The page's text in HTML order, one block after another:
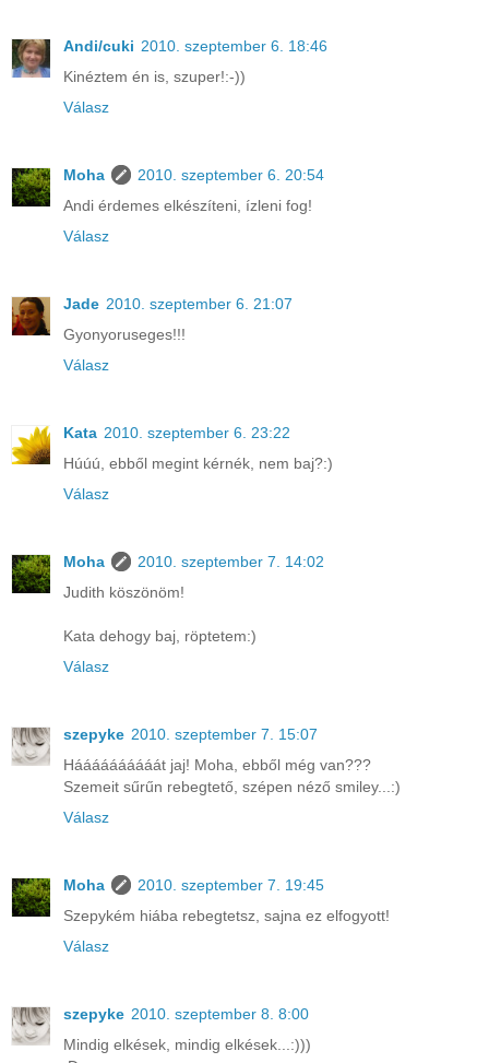
Andi/cuki 2010. szeptember 6. 18:46
Kinéztem én is, szuper!:-))
Válasz
Moha
2010. szeptember 6. 20:54
Andi érdemes elkészíteni, ízleni fog!
Válasz
Jade 2010. szeptember 6. 21:07
Gyonyoruseges!!!
Válasz
Kata 2010. szeptember 6. 23:22
Húúú, ebből megint kérnék, nem baj?:)
Válasz
Moha
2010. szeptember 7. 14:02
Judith köszönöm!
Kata dehogy baj, röptetem:)
Válasz
szepyke 2010. szeptember 7. 15:07
Háááááááááát jaj! Moha, ebből még van???
Szemeit sűrűn rebegtető, szépen néző smiley...:)
Válasz
Moha
2010. szeptember 7. 19:45
Szepykém hiába rebegtetsz, sajna ez elfogyott!
Válasz
szepyke 2010. szeptember 8. 8:00
Mindig elkések, mindig elkések...:)))